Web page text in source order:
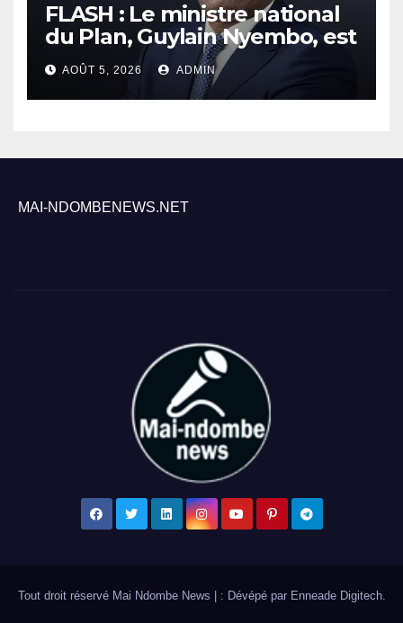
FLASH : Le ministre national
du Plan, Guylain Nyembo, est
arrivé ce mercredi à Inongo
AOÛT 5, 2026 ADMIN
MAI-NDOMBENEWS.NET
Tout droit réservé Mai Ndombe News : Dévépé par Enneade Digitech.